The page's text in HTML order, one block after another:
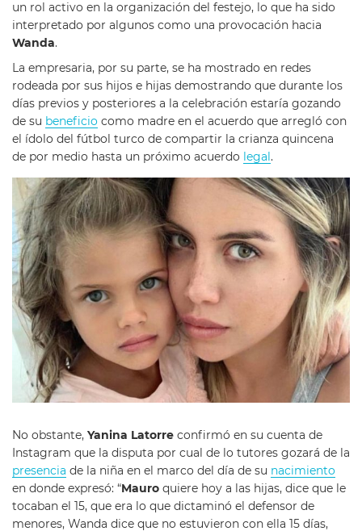
un rol activo en la organización del festejo, lo que ha sido
interpretado por algunos como una provocación hacia
Wanda.
La empresaria, por su parte, se ha mostrado en redes
rodeada por sus hijos e hijas demostrando que durante los
días previos y posteriores a la celebración estaría gozando
de su beneficio como madre en el acuerdo que arregló con
el ídolo del fútbol turco de compartir la crianza quincena
de por medio hasta un próximo acuerdo legal .
No obstante, Yanina Latorre confirmó en su cuenta de
Instagram que la disputa por cual de lo tutores gozará de la
presencia de la niña en el marco del día de su nacimiento
en donde expresó: “Mauro quiere hoy a las hijas, dice que le
tocaban el 15, que era lo que dictaminó el defensor de
menores, Wanda dice que no estuvieron con ella 15 días,